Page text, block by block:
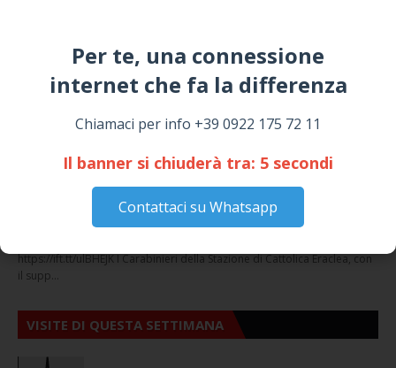
Per te, una connessione
internet che fa la differenza​
Chiamaci per info +39 0922 175 72 11
Il banner si chiuderà tra: 4 secondi
Contattaci su Whatsapp
Cattolica Eraclea, minaccia la nipote con una
pistola clandestina: arrestato 69enne
https://ift.tt/ulBHEJK I Carabinieri della Stazione di Cattolica Eraclea, con
il supp…
VISITE DI QUESTA SETTIMANA